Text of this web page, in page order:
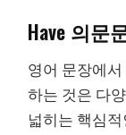
Have 의문
영어 문장에서
하는 것은 다
넓히는 핵심적